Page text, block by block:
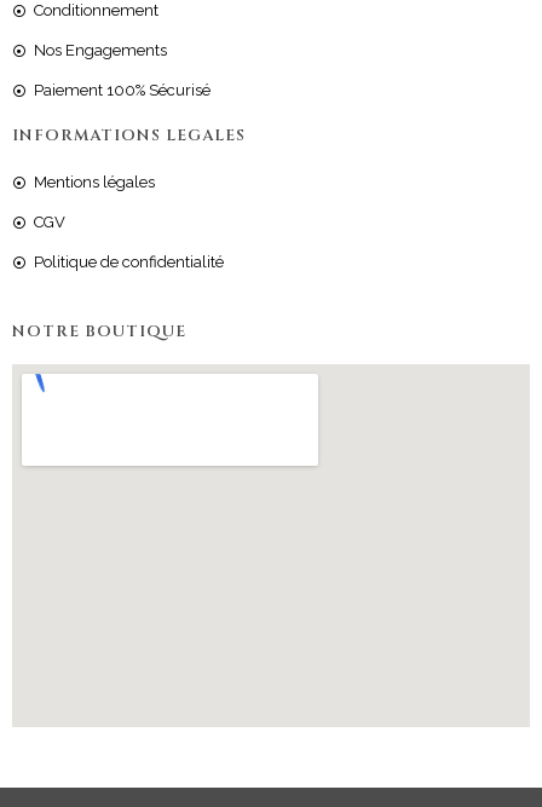
Conditionnement
Nos Engagements
Paiement 100% Sécurisé
INFORMATIONS LEGALES
Mentions légales
CGV
Politique de confidentialité
NOTRE BOUTIQUE